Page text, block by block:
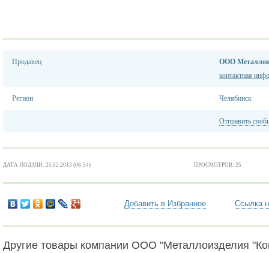
Продавец
ООО
контактная
Регион Челябинск
Отправить
ДАТА ПОДАЧИ: 25.02.2013 (06:54) ПРОСМОТРОВ: 25
Добавить в Избранное Ссылка
Другие товары компании ООО "Металлоизделия